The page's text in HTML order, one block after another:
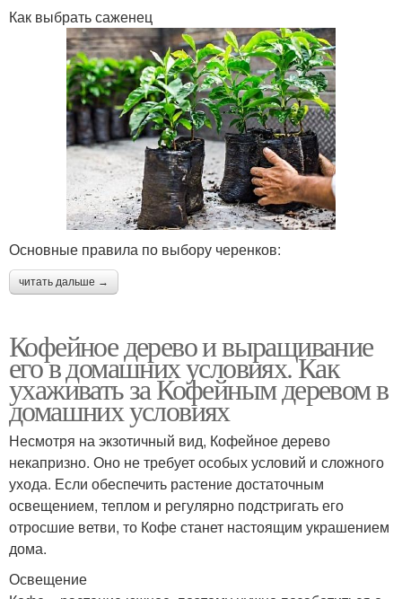
Как выбрать саженец
Основные правила по выбору черенков:
читать дальше →
Кофейное дерево и выращивание
его в домашних условиях. Как
ухаживать за Кофейным деревом в
домашних условиях
Несмотря на экзотичный вид, Кофейное дерево
некапризно. Оно не требует особых условий и сложного
ухода. Если обеспечить растение достаточным
освещением, теплом и регулярно подстригать его
отросшие ветви, то Кофе станет настоящим украшением
дома.
Освещение